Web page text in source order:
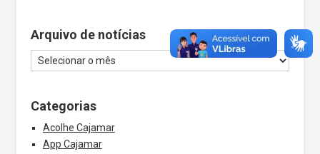
Arquivo de notícias
Categorias
Acolhe Cajamar
App Cajamar